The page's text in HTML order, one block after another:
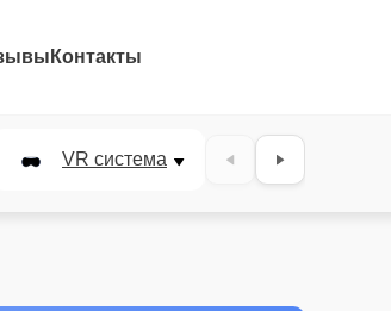
Контакты
VR система Наушники